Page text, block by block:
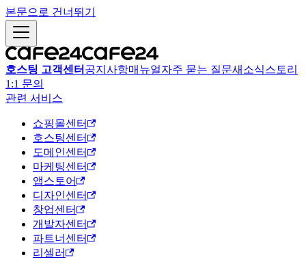
본문으로 건너뛰기
호스팅 고객센터 공지사항매뉴얼자주 묻는 질문새소식스토리
1:1 문의
관련 서비스
쇼핑몰센터
호스팅센터
도메인센터
마케팅센터
앱스토어
디자인센터
창업센터
개발자센터
파트너센터
리셀러